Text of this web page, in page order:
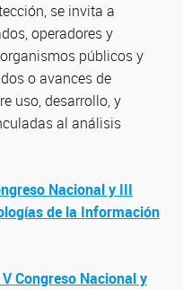
se invita a
operadores y
públicos y
o avances de
uso, desarrollo, y
al análisis
Nacional y III
de la Información
Congreso Nacional y